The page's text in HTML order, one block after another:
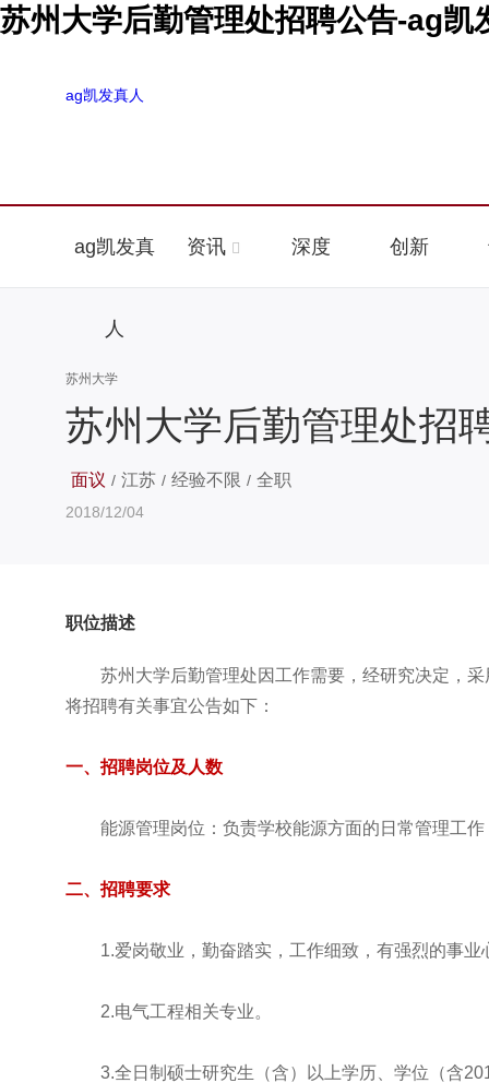
苏州大学后勤管理处招聘公告-ag凯
ag凯发真人
ag凯发真
人
资讯 深度 创新
苏州大学
苏州大学后勤管理处招
面议 / 江苏 / 经验不限 / 全职
2018/12/04
职位描述
苏州大学后勤管理处因工作需要，经研究决定，
将招聘有关事宜公告如下：
一、招聘岗位及人数
能源管理岗位：负责学校能源方面的日常管理工作
二、招聘要求
1.爱岗敬业，勤奋踏实，工作细致，有强烈的事
2.电气工程相关专业。
3.全日制硕士研究生（含）以上学历、学位（含